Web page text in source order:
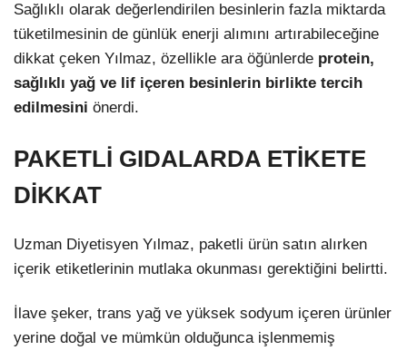
Sağlıklı olarak değerlendirilen besinlerin fazla miktarda
tüketilmesinin de günlük enerji alımını artırabileceğine
dikkat çeken Yılmaz, özellikle ara öğünlerde protein,
sağlıklı yağ ve lif içeren besinlerin birlikte tercih
edilmesini önerdi.
PAKETLİ GIDALARDA ETİKETE
DİKKAT
Uzman Diyetisyen Yılmaz, paketli ürün satın alırken
içerik etiketlerinin mutlaka okunması gerektiğini belirtti.
İlave şeker, trans yağ ve yüksek sodyum içeren ürünler
yerine doğal ve mümkün olduğunca işlenmemiş